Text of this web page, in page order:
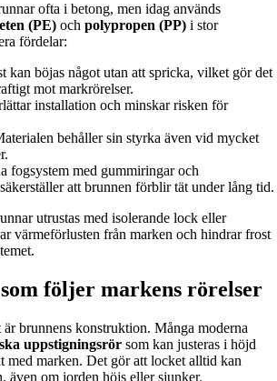
ofta i betong, men idag används
(PE) och polypropen (PP) i stor
fördelar:
kan böjas något utan att spricka, vilket gör det
mot markrörelser.
installation och minskar risken för
behåller sin styrka även vid mycket
fogsystem med gummiringar och
att brunnen förblir tät under lång tid.
utrustas med isolerande lock eller
värmeförlusten från marken och hindrar frost
följer markens rörelser
brunnens konstruktion. Många moderna
uppstigningsrör som kan justeras i höjd
med marken. Det gör att locket alltid kan
även om jorden höjs eller sjunker.